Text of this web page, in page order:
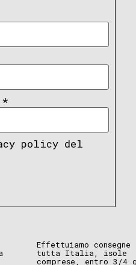
*
policy del
Effettuiamo consegne
tutta Italia, isole
comprese, entro 3/4